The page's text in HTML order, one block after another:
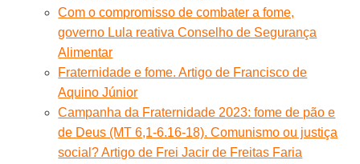
Com o compromisso de combater a fome,
governo Lula reativa Conselho de Segurança
Alimentar
Fraternidade e fome. Artigo de Francisco de
Aquino Júnior
Campanha da Fraternidade 2023: fome de pão e
de Deus (MT 6,1-6.16-18). Comunismo ou justiça
social? Artigo de Frei Jacir de Freitas Faria